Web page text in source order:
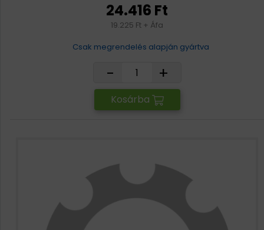
24.416 Ft
19.225 Ft + Áfa
Csak megrendelés alapján gyártva
- +
Kosárba